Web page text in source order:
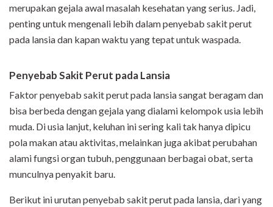
merupakan gejala awal masalah kesehatan yang serius. Jadi,
penting untuk mengenali lebih dalam penyebab sakit perut
pada lansia dan kapan waktu yang tepat untuk waspada.
Penyebab Sakit Perut pada Lansia
Faktor penyebab sakit perut pada lansia sangat beragam dan
bisa berbeda dengan gejala yang dialami kelompok usia lebih
muda. Di usia lanjut, keluhan ini sering kali tak hanya dipicu
pola makan atau aktivitas, melainkan juga akibat perubahan
alami fungsi organ tubuh, penggunaan berbagai obat, serta
munculnya penyakit baru.
Berikut ini urutan penyebab sakit perut pada lansia, dari yang